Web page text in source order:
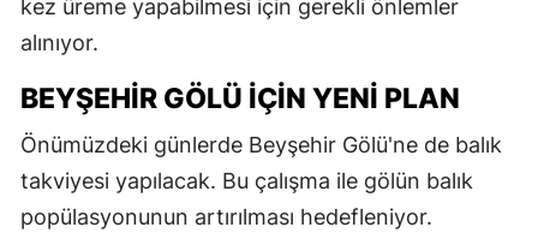
kez üreme yapabilmesi için gerekli önlemler
alınıyor.
BEYŞEHIR GÖLÜ İÇIN YENI PLAN
Önümüzdeki günlerde Beyşehir Gölü'ne de balık
takviyesi yapılacak. Bu çalışma ile gölün balık
popülasyonunun artırılması hedefleniyor.